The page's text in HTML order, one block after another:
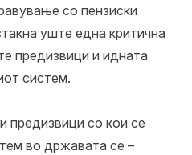
со пензиски
уште една критична
предизвици и идната
систем.
предизвици со кои се
во државата се –